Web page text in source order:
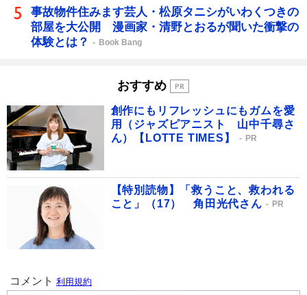
事故物件住みます芸人・松原タニシがいわくつきの
部屋を大公開 漫画家・清野とおるが聞いた衝撃の
体験とは？
Book Bang
おすすめ
創作にもリフレッシュにもガムを愛
用（ジャズピアニスト 山中千尋さ
ん）【LOTTE TIMES】
PR
【特別読物】「救うこと、救われる
こと」（17） 角田光代さん
PR